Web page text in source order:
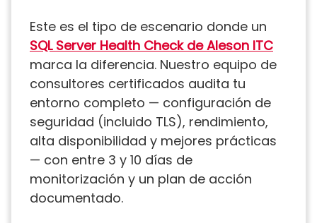
Este es el tipo de escenario donde un
SQL Server Health Check de Aleson ITC
marca la diferencia. Nuestro equipo de
consultores certificados audita tu
entorno completo — configuración de
seguridad (incluido TLS), rendimiento,
alta disponibilidad y mejores prácticas
— con entre 3 y 10 días de
monitorización y un plan de acción
documentado.